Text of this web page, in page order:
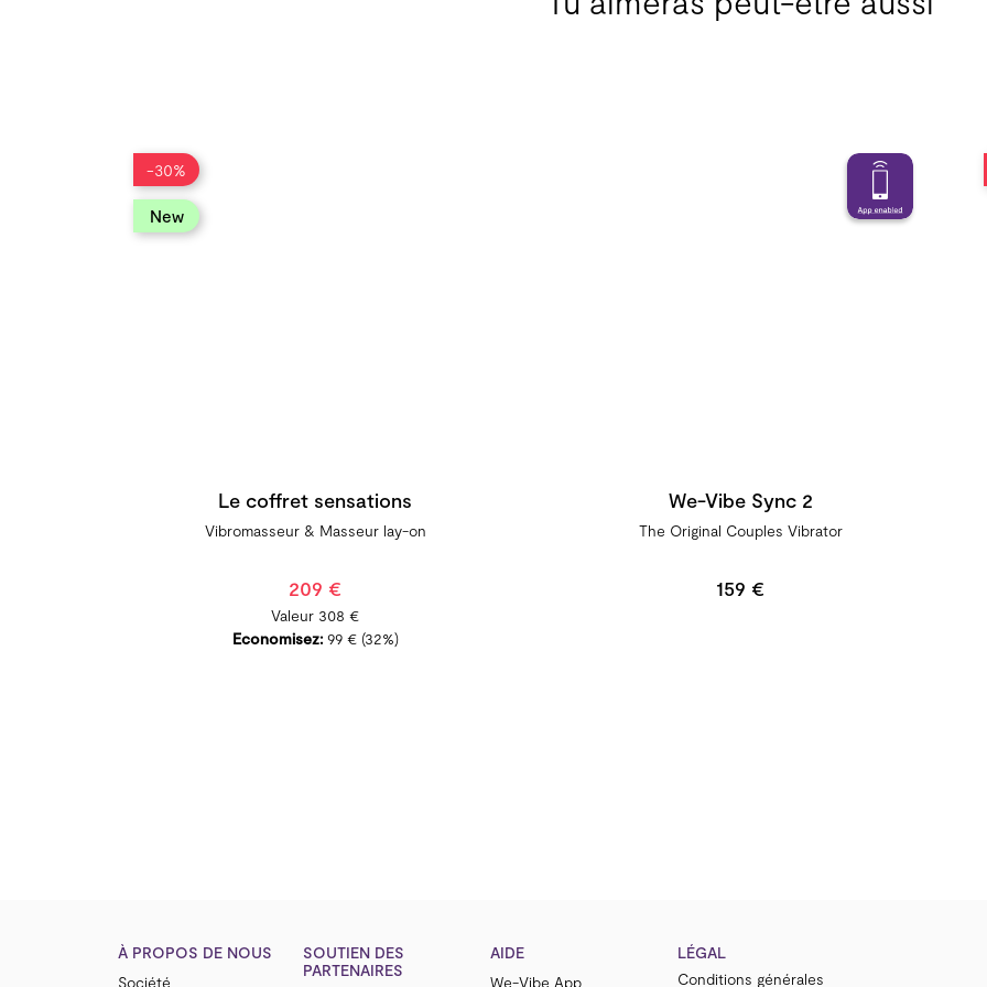
new
-30%
Le coffret sensations
Vibromasseur & ​Masseur lay-on
209 €
Valeur 308 €
Economisez: 99 € (32%)
We-Vibe Sync 2
The Original Couples Vibrator
159 €
À PROPOS DE NOUS
Société
SOUTIEN DES
PARTENAIRES
AIDE
We-Vibe App
LÉGAL
Conditions générales